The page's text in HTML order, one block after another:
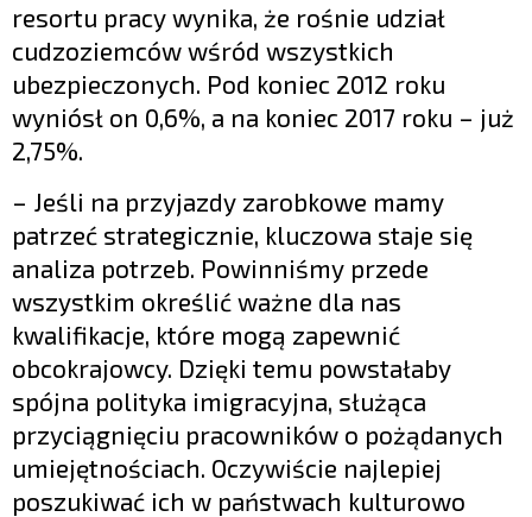
resortu pracy wynika, że rośnie udział
cudzoziemców wśród wszystkich
ubezpieczonych. Pod koniec 2012 roku
wyniósł on 0,6%, a na koniec 2017 roku – już
2,75%.
– Jeśli na przyjazdy zarobkowe mamy
patrzeć strategicznie, kluczowa staje się
analiza potrzeb. Powinniśmy przede
wszystkim określić ważne dla nas
kwalifikacje, które mogą zapewnić
obcokrajowcy. Dzięki temu powstałaby
spójna polityka imigracyjna, służąca
przyciągnięciu pracowników o pożądanych
umiejętnościach. Oczywiście najlepiej
poszukiwać ich w państwach kulturowo